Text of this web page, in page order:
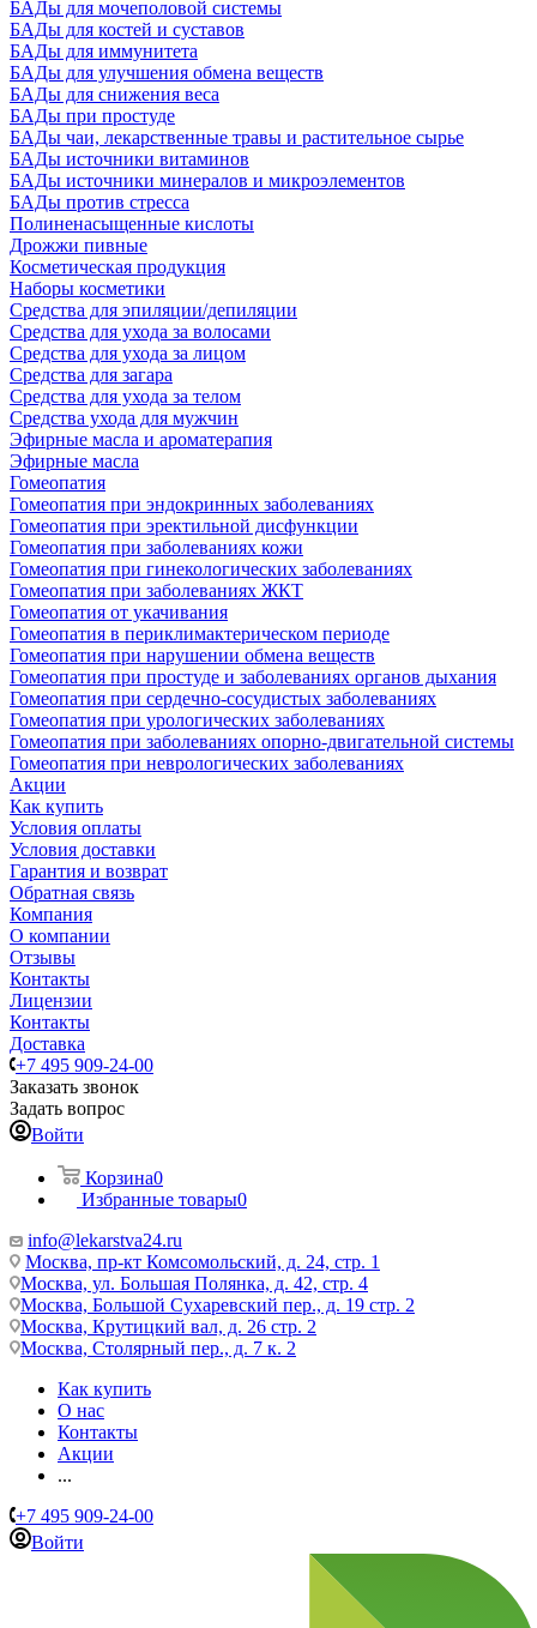
БАДы для мочеполовой системы
БАДы для костей и суставов
БАДы для иммунитета
БАДы для улучшения обмена веществ
БАДы для снижения веса
БАДы при простуде
БАДы чаи, лекарственные травы и растительное сырье
БАДы источники витаминов
БАДы источники минералов и микроэлементов
БАДы против стресса
Полиненасыщенные кислоты
Дрожжи пивные
Косметическая продукция
Наборы косметики
Средства для эпиляции/депиляции
Средства для ухода за волосами
Средства для ухода за лицом
Средства для загара
Средства для ухода за телом
Средства ухода для мужчин
Эфирные масла и ароматерапия
Эфирные масла
Гомеопатия
Гомеопатия при эндокринных заболеваниях
Гомеопатия при эректильной дисфункции
Гомеопатия при заболеваниях кожи
Гомеопатия при гинекологических заболеваниях
Гомеопатия при заболеваниях ЖКТ
Гомеопатия от укачивания
Гомеопатия в периклимактерическом периоде
Гомеопатия при нарушении обмена веществ
Гомеопатия при простуде и заболеваниях органов дыхания
Гомеопатия при сердечно-сосудистых заболеваниях
Гомеопатия при урологических заболеваниях
Гомеопатия при заболеваниях опорно-двигательной системы
Гомеопатия при неврологических заболеваниях
Акции
Как купить
Условия оплаты
Условия доставки
Гарантия и возврат
Обратная связь
Компания
О компании
Отзывы
Контакты
Лицензии
Контакты
Доставка
+7 495 909-24-00
Заказать звонок
Задать вопрос
Войти
Корзина0
Избранные товары0
info@lekarstva24.ru
Москва, пр-кт Комсомольский, д. 24, стр. 1
Москва, ул. Большая Полянка, д. 42, стр. 4
Москва, Большой Сухаревский пер., д. 19 стр. 2
Москва, Крутицкий вал, д. 26 стр. 2
Москва, Столярный пер., д. 7 к. 2
Как купить
О нас
Контакты
Акции
...
+7 495 909-24-00
Войти